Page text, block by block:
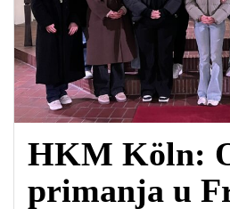
HKM Köln:
primanja u